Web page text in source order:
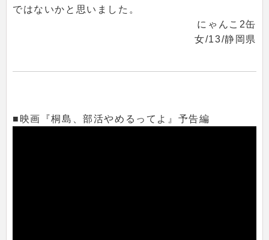
ではないかと思いました。
にゃんこ2缶
女/13/静岡県
■映画『桐島、部活やめるってよ』予告編